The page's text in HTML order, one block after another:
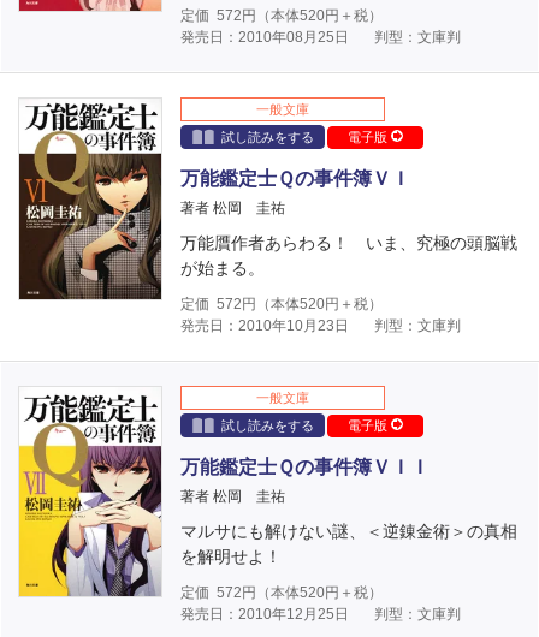
定価 572 円（本体520円＋税）
発売日：2010年08月25日
判型：文庫判
一般文庫
試し読みをする
電子版
万能鑑定士Ｑの事件簿ＶＩ
著者 松岡 圭祐
万能贋作者あらわる！ いま、究極の頭脳戦
が始まる。
定価 572 円（本体520円＋税）
発売日：2010年10月23日
判型：文庫判
一般文庫
試し読みをする
電子版
万能鑑定士Ｑの事件簿ＶＩＩ
著者 松岡 圭祐
マルサにも解けない謎、＜逆錬金術＞の真相
を解明せよ！
定価 572 円（本体520円＋税）
発売日：2010年12月25日
判型：文庫判